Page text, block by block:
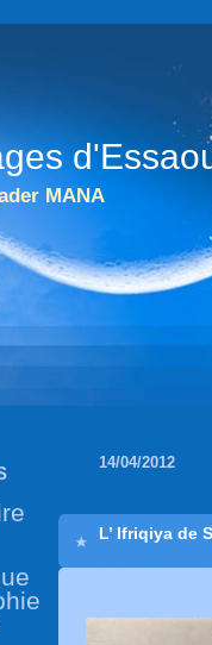
MANA
14/04/2012
L’ Ifriqiya de